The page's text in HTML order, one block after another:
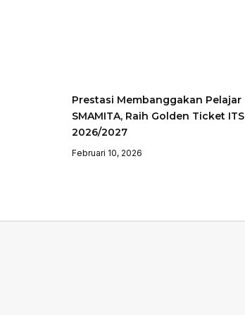
Prestasi Membanggakan Pelajar
SMAMITA, Raih Golden Ticket ITS
2026/2027
Februari 10, 2026